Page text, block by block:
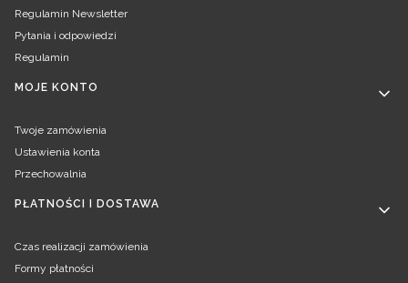
Regulamin Newsletter
Pytania i odpowiedzi
Regulamin
MOJE KONTO
Twoje zamówienia
Ustawienia konta
Przechowalnia
PŁATNOŚCI I DOSTAWA
Czas realizacji zamówienia
Formy płatności